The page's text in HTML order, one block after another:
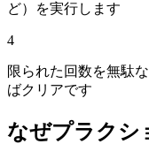
ど）を実行します
4
限られた回数を無駄
ばクリアです
なぜプラクシ